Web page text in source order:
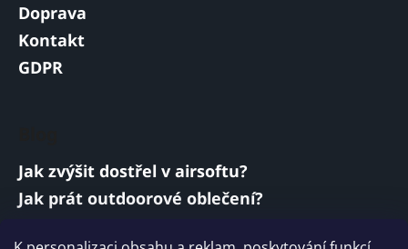
Doprava
Kontakt
GDPR
Jak zvýšit dostřel v airsoftu?
Jak prát outdoorové oblečení?